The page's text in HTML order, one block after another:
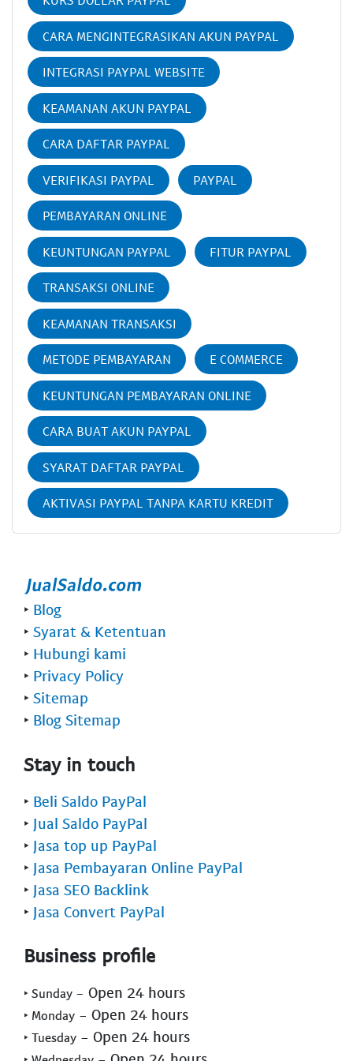
CARA MENGINTEGRASIKAN AKUN PAYPAL
INTEGRASI PAYPAL WEBSITE
KEAMANAN AKUN PAYPAL
CARA DAFTAR PAYPAL
VERIFIKASI PAYPAL PAYPAL
PEMBAYARAN ONLINE
KEUNTUNGAN PAYPAL FITUR PAYPAL
TRANSAKSI ONLINE
KEAMANAN TRANSAKSI
METODE PEMBAYARAN E COMMERCE
KEUNTUNGAN PEMBAYARAN ONLINE
CARA BUAT AKUN PAYPAL
SYARAT DAFTAR PAYPAL
AKTIVASI PAYPAL TANPA KARTU KREDIT
‣ Blog
‣ Syarat & Ketentuan
‣ Hubungi kami
‣ Privacy Policy
‣ Sitemap
‣ Blog Sitemap
Stay in touch
‣ Beli Saldo PayPal
‣ Jual Saldo PayPal
‣ Jasa top up PayPal
‣ Jasa Pembayaran Online PayPal
‣ Jasa SEO Backlink
‣ Jasa Convert PayPal
Business profile
‣ Sunday - Open 24 hours
‣ Monday - Open 24 hours
‣ Tuesday - Open 24 hours